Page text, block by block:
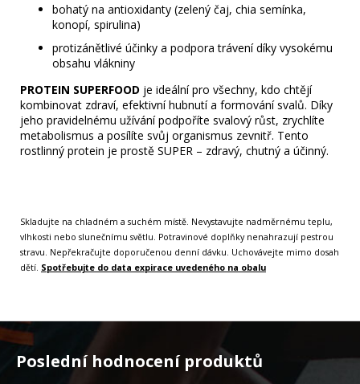
bohatý na antioxidanty (zelený čaj, chia semínka,
konopí, spirulina)
protizánětlivé účinky a podpora trávení díky vysokému
obsahu vlákniny
PROTEIN SUPERFOOD je ideální pro všechny, kdo chtějí
kombinovat zdraví, efektivní hubnutí a formování svalů. Díky
jeho pravidelnému užívání podpoříte svalový růst, zrychlíte
metabolismus a posílíte svůj organismus zevnitř. Tento
rostlinný protein je prostě SUPER – zdravý, chutný a účinný.
Skladujte na chladném a suchém místě. Nevystavujte nadměrnému teplu,
vlhkosti nebo slunečnímu světlu. Potravinové doplňky nenahrazují pestrou
stravu. Nepřekračujte doporučenou denní dávku. Uchovávejte mimo dosah
dětí. Spotřebujte do data expirace uvedeného na obalu
Z
á Poslední hodnocení produktů